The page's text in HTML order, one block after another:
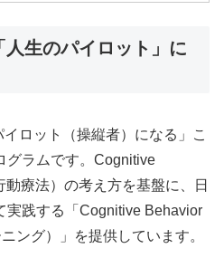
生のパイロット」に
ロット（操縦者）になる」こ
グラムです。Cognitive
療法）の考え方を基盤に、日
実践する「Cognitive Behavior
ング）」を提供しています。